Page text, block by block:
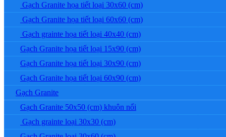
Gạch Granite họa tiết loại 30x60 (cm)
Gạch Granite họa tiết loại 60x60 (cm)
Gạch grainte họa tiết loại 40x40 (cm)
Gạch Granite họa tiết loại 15x90 (cm)
Gạch Granite họa tiết loại 30x90 (cm)
Gạch Granite họa tiết loại 60x90 (cm)
Gạch Granite
Gạch Granite 50x50 (cm) khuôn nổi
Gạch grainte loại 30x30 (cm)